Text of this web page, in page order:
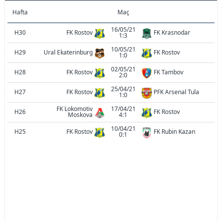
Hafta Maç
H30 FK Rostov 16/05/21
1:3 FK Krasnodar
H29 Ural Ekaterinburg 10/05/21
1:0 FK Rostov
H28 FK Rostov 02/05/21
2:0 FK Tambov
H27 FK Rostov 25/04/21
1:0 PFK Arsenal Tula
H26 FK Lokomotiv
Moskova
17/04/21
4:1 FK Rostov
H25 FK Rostov 10/04/21
0:1 FK Rubin Kazan